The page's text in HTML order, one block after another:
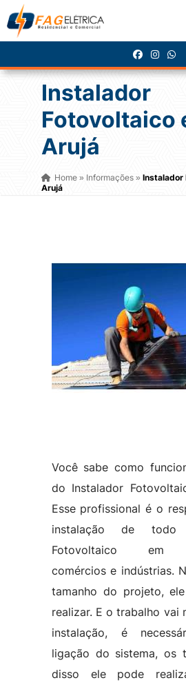
Instalador
Fotovoltaico
Arujá
Home» Informações » Instalador
Arujá
Você sabe como
do Instalador
Esse profissional é o
instalação de
Fotovoltaico em
comércios e indústrias.
tamanho do projeto,
realizar. E o trabalho vai
instalação, é
ligação do sistema, os
disso ele pode